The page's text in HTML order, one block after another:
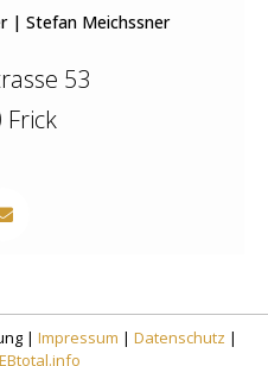
| Stefan Meichssner
53
Frick
| Impressum | Datenschutz |